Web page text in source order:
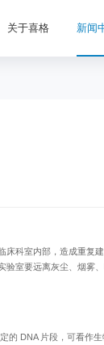
关于喜格 新闻
床科室内部，造成重复
室要远离灰尘、烟雾、
的 DNA 片段，可看作